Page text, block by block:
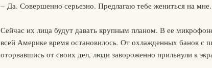
– Да. Совершенно серьезно. Предлагаю тебе жениться на мне.
Сейчас их лица будут давать крупным планом. В ее
всей Америке время остановилось. От охлажденных банок с
оторвавшись от своих дел, люди завороженно прильнули к